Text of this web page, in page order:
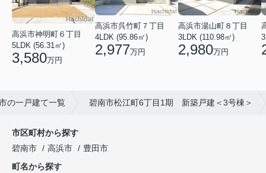
高浜市神明町６丁目
5LDK (56.31㎡)
3,580万円
高浜市呉竹町７丁目
4LDK (95.86㎡)
2,977万円
高浜市湯山町８丁目
3LDK (110.98㎡)
2,980万円
の一戸建て一覧 碧南市松江町6丁目1期 新築戸建＜3号棟＞
市区町村から探す
碧南市
高浜市
豊田市
町名から探す